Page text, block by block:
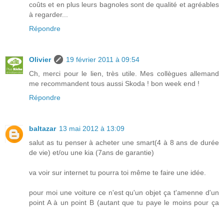
coûts et en plus leurs bagnoles sont de qualité et agréables
à regarder...
Répondre
Olivier
19 février 2011 à 09:54
Ch, merci pour le lien, très utile. Mes collègues allemand
me recommandent tous aussi Skoda ! bon week end !
Répondre
baltazar 13 mai 2012 à 13:09
salut as tu penser à acheter une smart(4 à 8 ans de durée
de vie) et/ou une kia (7ans de garantie)
va voir sur internet tu pourra toi même te faire une idée.
pour moi une voiture ce n'est qu'un objet ça t'amenne d'un
point A à un point B (autant que tu paye le moins pour ça